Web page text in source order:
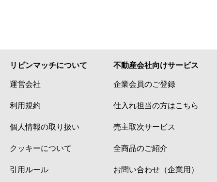
リビンマッチについて
運営会社
利用規約
個人情報の取り扱い
クッキーについて
引用ルール
不動産会社向けサービス
企業会員のご登録
仕入れ担当の方はこちら
売主取次サービス
全商品のご紹介
お問い合わせ（企業用）